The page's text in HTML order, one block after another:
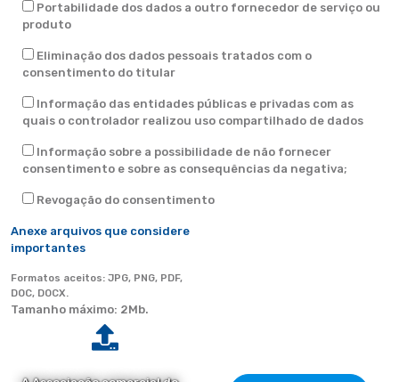
Portabilidade dos dados a outro fornecedor de serviço ou
produto
Eliminação dos dados pessoais tratados com o
consentimento do titular
Informação das entidades públicas e privadas com as
quais o controlador realizou uso compartilhado de dados
Informação sobre a possibilidade de não fornecer
consentimento e sobre as consequências da negativa;
Revogação do consentimento
Anexe arquivos que considere
importantes
Formatos aceitos: JPG, PNG, PDF,
DOC, DOCX.
Tamanho máximo: 2Mb.